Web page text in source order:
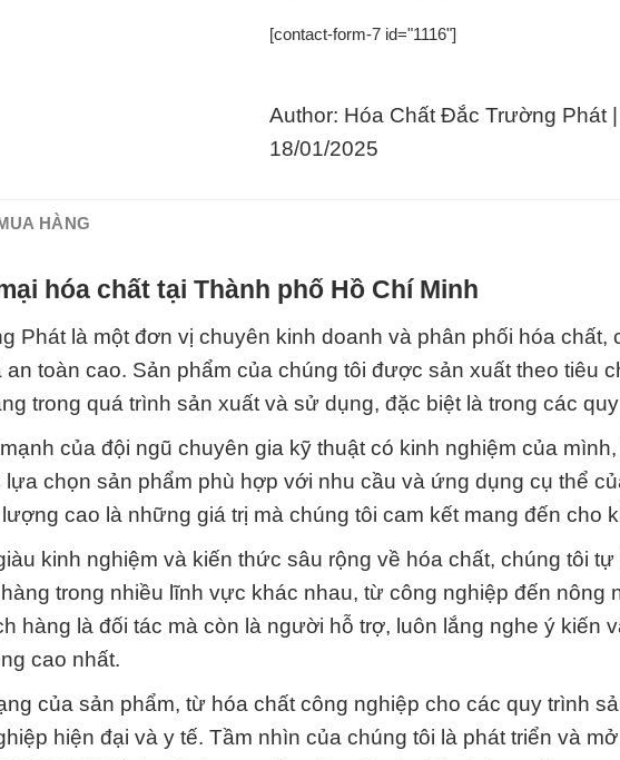
[contact-form-7 id="1116"]
Author: Hóa Chất Đắc Trường Phát
18/01/2025
HÀNG
hóa chất tại Thành phố Hồ Chí Minh
Phát là một đơn vị chuyên kinh doanh và phân phối hóa chất,
toàn cao. Sản phẩm của chúng tôi được sản xuất theo tiêu
trong quá trình sản xuất và sử dụng, đặc biệt là trong các
của đội ngũ chuyên gia kỹ thuật có kinh nghiệm của
lựa chọn sản phẩm phù hợp với nhu cầu và ứng dụng cụ thể
cao là những giá trị mà chúng tôi cam kết mang đến cho
kinh nghiệm và kiến thức sâu rộng về hóa chất, chúng tôi
trong nhiều lĩnh vực khác nhau, từ công nghiệp đến nông
hàng là đối tác mà còn là người hỗ trợ, luôn lắng nghe ý kiến
cao nhất.
của sản phẩm, từ hóa chất công nghiệp cho các quy trình
hiện đại và y tế. Tầm nhìn của chúng tôi là phát triển và